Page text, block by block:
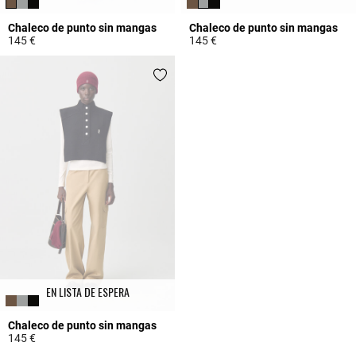
Chaleco de punto sin mangas
145 €
Chaleco de punto sin mangas
145 €
EN LISTA DE ESPERA
Chaleco de punto sin mangas
145 €